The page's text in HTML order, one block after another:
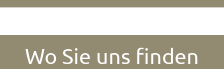
Wo Sie uns finden